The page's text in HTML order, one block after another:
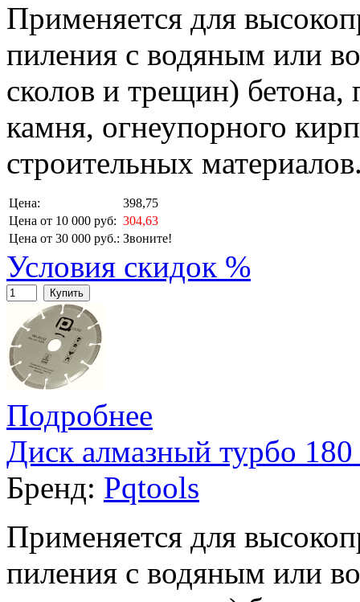
Применяется для
пиления с водяным или
сколов и трещин) бетона,
камня, огнеупорного
строительных
Цена:
398,75
Цена от 10 000 руб: 304,63
Цена от 30 000 руб.: Звоните!
Условия скидок %
Купить
Подробнее
Диск алмазный турбо
Бренд: Pqtools
Применяется для
пиления с водяным или